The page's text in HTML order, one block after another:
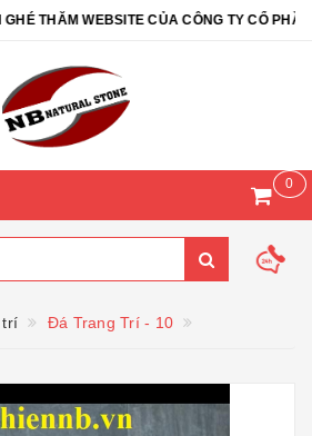
THĂM WEBSITE CỦA CÔNG TY CỔ
0
trí Đá Trang Trí - 10